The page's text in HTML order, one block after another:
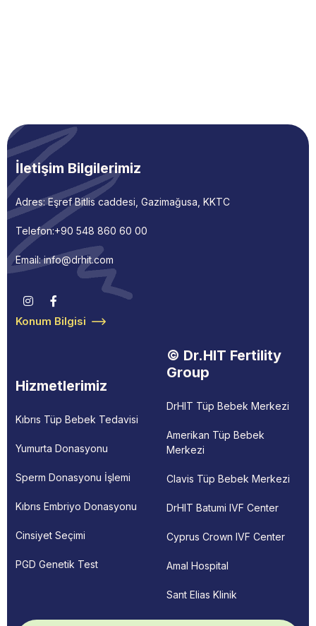
İletişim Bilgilerimiz
Adres: Eşref Bitlis caddesi, Gazimağusa, KKTC
Telefon:+90 548 860 60 00
Email: info@drhit.com
Konum Bilgisi
Hizmetlerimiz
Kıbrıs Tüp Bebek Tedavisi
Yumurta Donasyonu
Sperm Donasyonu İşlemi
Kıbrıs Embriyo Donasyonu
Cinsiyet Seçimi
PGD Genetik Test
© Dr.HIT Fertility
Group
DrHIT Tüp Bebek Merkezi
Amerikan Tüp Bebek
Merkezi
Clavis Tüp Bebek Merkezi
DrHIT Batumi IVF Center
Cyprus Crown IVF Center
Amal Hospital
Sant Elias Klinik